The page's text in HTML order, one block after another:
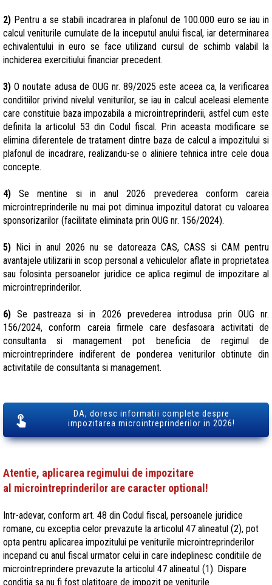
2) Pentru a se stabili incadrarea in plafonul de 100.000 euro se iau in
calcul veniturile cumulate de la inceputul anului fiscal, iar determinarea
echivalentului in euro se face utilizand cursul de schimb valabil la
inchiderea exercitiului financiar precedent.
3)O noutate adusa de OUG nr. 89/2025 este aceea ca, la verificarea
conditiilor privind nivelul veniturilor, se iau in calcul aceleasi elemente
care constituie baza impozabila a microintreprinderii, astfel cum este
definita la articolul 53 din Codul fiscal. Prin aceasta modificare se
elimina diferentele de tratament dintre baza de calcul a impozitului si
plafonul de incadrare, realizandu-se o aliniere tehnica intre cele doua
concepte.
4) Se mentine si in anul 2026 prevederea conform careia
microintreprinderile nu mai pot diminua impozitul datorat cu valoarea
sponsorizarilor (facilitate eliminata prin OUG nr. 156/2024).
5) Nici in anul 2026 nu se datoreaza CAS, CASS si CAM pentru
avantajele utilizarii in scop personal a vehiculelor aflate in proprietatea
sau folosinta persoanelor juridice ce aplica regimul de impozitare al
microintreprinderilor.
6) Se pastreaza si in 2026 prevederea introdusa prin OUG nr.
156/2024, conform careia firmele care desfasoara activitati de
consultanta si management pot beneficia de regimul de
microintreprindere indiferent de ponderea veniturilor obtinute din
activitatile de consultanta si management.
DA, doresc informatii complete despre
impozitarea microintreprinderilor in 2026!
Atentie, aplicarea regimului de impozitare
al microintreprinderilor are caracter optional!
Intr-adevar, conform art. 48 din Codul fiscal, persoanele juridice
romane, cu exceptia celor prevazute la articolul 47 alineatul (2), pot
opta pentru aplicarea impozitului pe veniturile microintreprinderilor
incepand cu anul fiscal urmator celui in care indeplinesc conditiile de
microintreprindere prevazute la articolul 47 alineatul (1). Dispare
conditia sa nu fi fost platitoare de impozit pe veniturile